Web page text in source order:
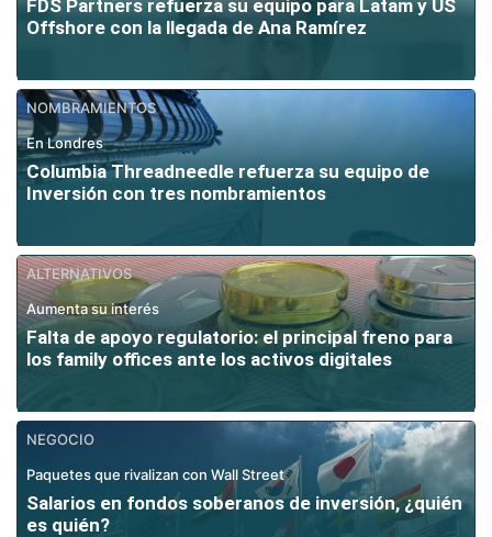
FDS Partners refuerza su equipo para Latam y US
Offshore con la llegada de Ana Ramírez
NOMBRAMIENTOS
En Londres
Columbia Threadneedle refuerza su equipo de
Inversión con tres nombramientos
ALTERNATIVOS
Aumenta su interés
Falta de apoyo regulatorio: el principal freno para
los family offices ante los activos digitales
NEGOCIO
Paquetes que rivalizan con Wall Street
Salarios en fondos soberanos de inversión, ¿quién
es quién?